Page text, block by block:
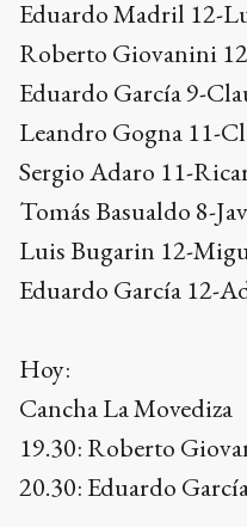
Eduardo Madril 12-
Roberto Giovanini
Eduardo García 9-
Leandro Gogna 11-
Sergio Adaro 11-
Tomás Basualdo 8-
Luis Bugarin 12-
Eduardo García 12-
Hoy:
Cancha La Movediza
19.30: Roberto
20.30: Eduardo